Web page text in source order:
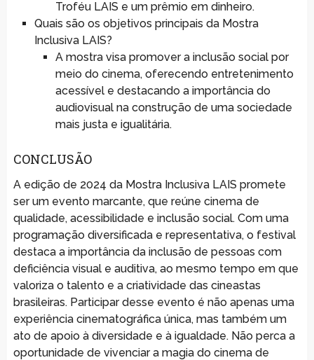
Troféu LAIS e um prêmio em dinheiro.
Quais são os objetivos principais da Mostra
Inclusiva LAIS?
A mostra visa promover a inclusão social por
meio do cinema, oferecendo entretenimento
acessível e destacando a importância do
audiovisual na construção de uma sociedade
mais justa e igualitária.
CONCLUSÃO
A edição de 2024 da Mostra Inclusiva LAIS promete
ser um evento marcante, que reúne cinema de
qualidade, acessibilidade e inclusão social. Com uma
programação diversificada e representativa, o festival
destaca a importância da inclusão de pessoas com
deficiência visual e auditiva, ao mesmo tempo em que
valoriza o talento e a criatividade das cineastas
brasileiras. Participar desse evento é não apenas uma
experiência cinematográfica única, mas também um
ato de apoio à diversidade e à igualdade. Não perca a
oportunidade de vivenciar a magia do cinema de